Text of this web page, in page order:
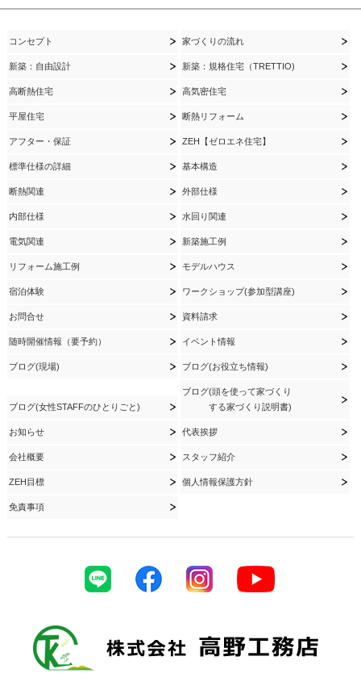
コンセプト 家づくりの流れ
新築：自由設計 新築：規格住宅（TRETTIO)
高断熱住宅 高気密住宅
平屋住宅 断熱リフォーム
アフター・保証 ZEH【ゼロエネ住宅】
標準仕様の詳細 基本構造
断熱関連 外部仕様
内部仕様 水回り関連
電気関連 新築施工例
リフォーム施工例 モデルハウス
宿泊体験 ワークショップ(参加型講座)
お問合せ 資料請求
随時開催情報（要予約） イベント情報
ブログ(現場) ブログ(お役立ち情報)
ブログ(女性STAFFのひとりごと)
ブログ(頭を使って家づくり
する家づくり説明書)
お知らせ 代表挨拶
会社概要 スタッフ紹介
ZEH目標 個人情報保護方針
免責事項